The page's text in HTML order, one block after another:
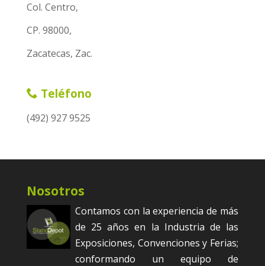
Col. Centro,
CP. 98000,
Zacatecas, Zac.
Teléfono
(492) 927 9525
Nosotros
Contamos con la experiencia de más
de 25 años en la Industria de las
Exposiciones, Convenciones y Ferias;
conformando un equipo de